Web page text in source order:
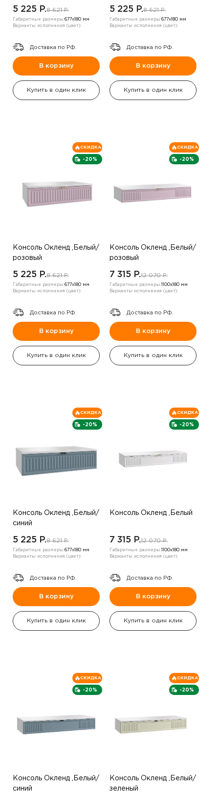
5 225 P.8 621 P.
Габаритные размеры:677х180 мм
Варианты исполнения (цвет):
Доставка по РФ.
В корзину
Купить в один клик
5 225 P.8 621 P.
Габаритные размеры:677х180 мм
Варианты исполнения (цвет):
Доставка по РФ.
В корзину
Купить в один клик
-20%
СКИДКА
Консоль Окленд ,Белый/
розовый
5 225 P.8 621 P.
Габаритные размеры:677х180 мм
Варианты исполнения (цвет):
Доставка по РФ.
В корзину
Купить в один клик
-20%
СКИДКА
Консоль Окленд ,Белый/
розовый
7 315 P.12 070 P.
Габаритные размеры: 1100х180 мм
Варианты исполнения (цвет):
Доставка по РФ.
В корзину
Купить в один клик
-20%
СКИДКА
Консоль Окленд ,Белый/
синий
5 225 P.8 621 P.
Габаритные размеры:677х180 мм
Варианты исполнения (цвет):
Доставка по РФ.
В корзину
Купить в один клик
-20%
СКИДКА
Консоль Окленд ,Белый
7 315 P.12 070 P.
Габаритные размеры: 1100х180 мм
Варианты исполнения (цвет):
Доставка по РФ.
В корзину
Купить в один клик
-20%
СКИДКА
Консоль Окленд ,Белый/
синий
-20%
СКИДКА
Консоль Окленд ,Белый/
зеленый